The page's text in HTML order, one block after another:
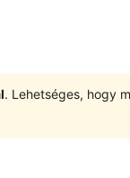
. Lehetséges, hogy